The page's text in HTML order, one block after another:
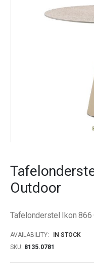
the
of
images
Outdoor
Tafelonderstel Ikon 866
AVAILABILITY:
IN STOCK
SKU 8135.0781